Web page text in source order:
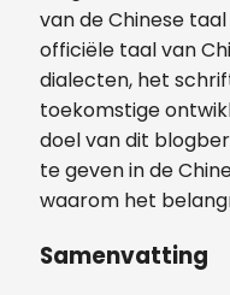
van de Chinese
officiële taal van
dialecten, het
toekomstige
doel van dit
te geven in de
waarom het
Samenvatting